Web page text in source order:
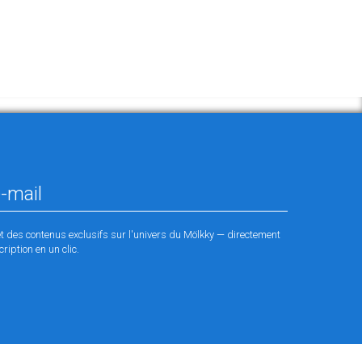
des contenus exclusifs sur l'univers du Mölkky — directement
en un clic.